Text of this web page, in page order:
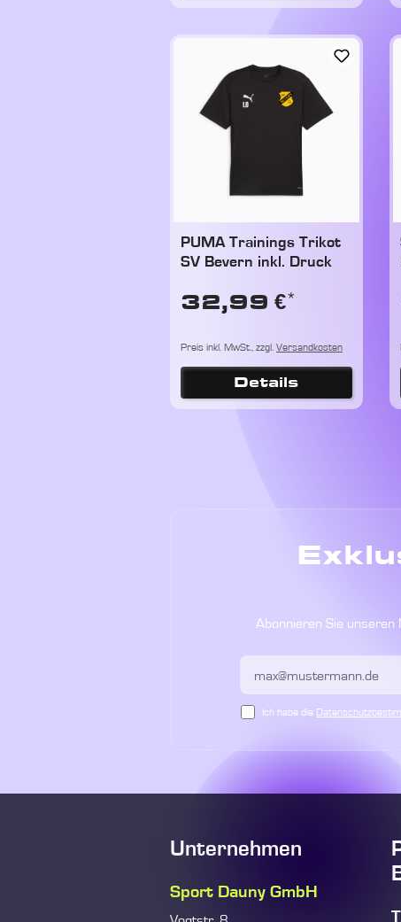
PUMA Trainings Trikot
SV Bevern inkl. Druck
32,99 €*
Preis inkl. MwSt., zzgl. Versandkosten
Details
Abonnieren Sie unseren
Ich habe die
Unternehmen
Sport Dauny GmbH